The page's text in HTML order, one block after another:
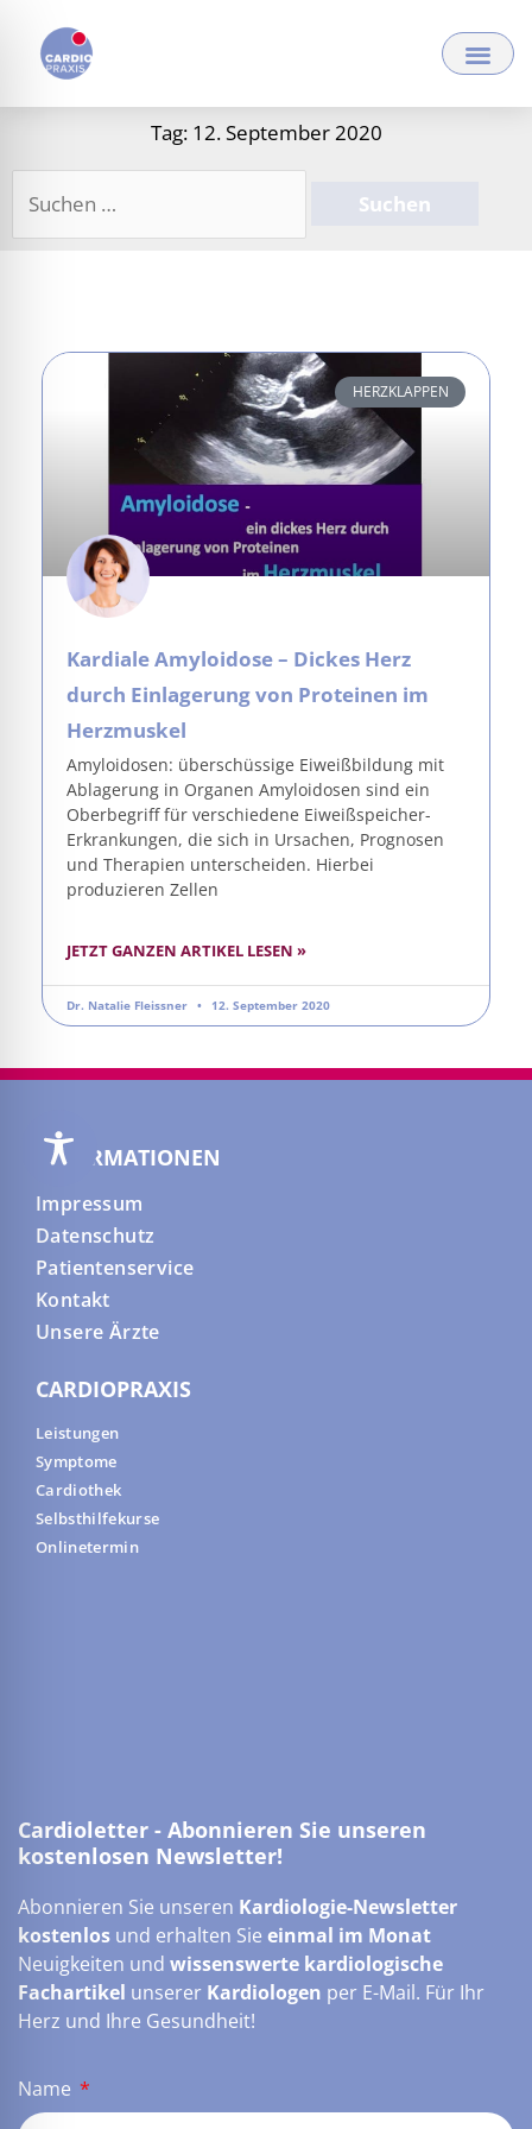
Inhalt
springen
Tag: 12. September 2020
HERZKLAPPEN
Kardiale Amyloidose – Dickes Herz
durch Einlagerung von Proteinen im
Herzmuskel
Amyloidosen: überschüssige Eiweißbildung mit
Ablagerung in Organen Amyloidosen sind ein
Oberbegriff für verschiedene Eiweißspeicher-
Erkrankungen, die sich in Ursachen, Prognosen
und Therapien unterscheiden. Hierbei
produzieren Zellen
JETZT GANZEN ARTIKEL LESEN »
Dr. Natalie Fleissner 12. September 2020
INFORMATIONEN
Impressum
Datenschutz
Patientenservice
Kontakt
Unsere Ärzte
CARDIOPRAXIS
Leistungen
Symptome
Cardiothek
Selbsthilfekurse
Onlinetermin
Cardioletter - Abonnieren Sie unseren
kostenlosen Newsletter!
Abonnieren Sie unseren Kardiologie-Newsletter
kostenlos und erhalten Sie einmal im Monat
Neuigkeiten und wissenswerte kardiologische
Fachartikel unserer Kardiologen per E-Mail. Für Ihr
Herz und Ihre Gesundheit!
Name